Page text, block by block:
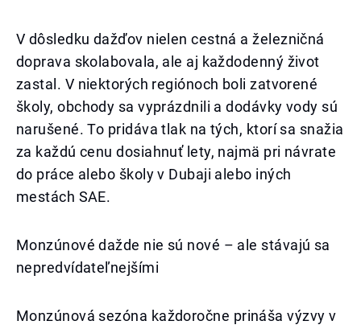
V dôsledku dažďov nielen cestná a železničná
doprava skolabovala, ale aj každodenný život
zastal. V niektorých regiónoch boli zatvorené
školy, obchody sa vyprázdnili a dodávky vody sú
narušené. To pridáva tlak na tých, ktorí sa snažia
za každú cenu dosiahnuť lety, najmä pri návrate
do práce alebo školy v Dubaji alebo iných
mestách SAE.
Monzúnové dažde nie sú nové – ale stávajú sa
nepredvídateľnejšími
Monzúnová sezóna každoročne prináša výzvy v